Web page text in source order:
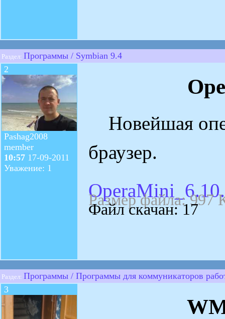
Раздел: Программы / Symbian 9.4
2
Pashag2008
member
10:57 17-09-2011
Уважение: 1
Новейшая
браузер.
Размер файла: 997
Файл скачан: 17
Раздел: Программы / Программы для коммуникаторов
3